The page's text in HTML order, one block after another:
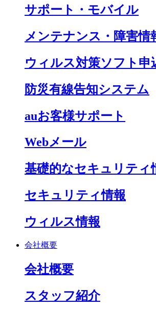
サポート・モバイル
メンテナンス・障害情
ウィルス対策ソフト申
防災有線告知システム
auお客様サポート
Webメール
基礎的なセキュリティ
セキュリティ情報
ウィルス情報
会社概要
会社概要
スタッフ紹介